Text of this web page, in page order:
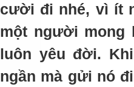
cười đi nhé, vì ít
một người mong
luôn yêu đời.
ngần mà gửi nó